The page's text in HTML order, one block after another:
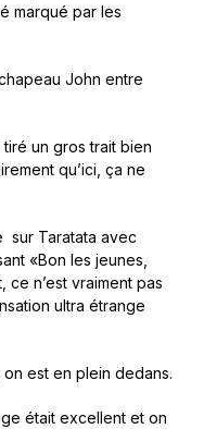
marqué par les
John entre
un gros trait bien
qu’ici, ça ne
sur Taratata avec
«Bon les jeunes,
ce n’est vraiment pas
ultra étrange
est en plein dedans.
était excellent et on